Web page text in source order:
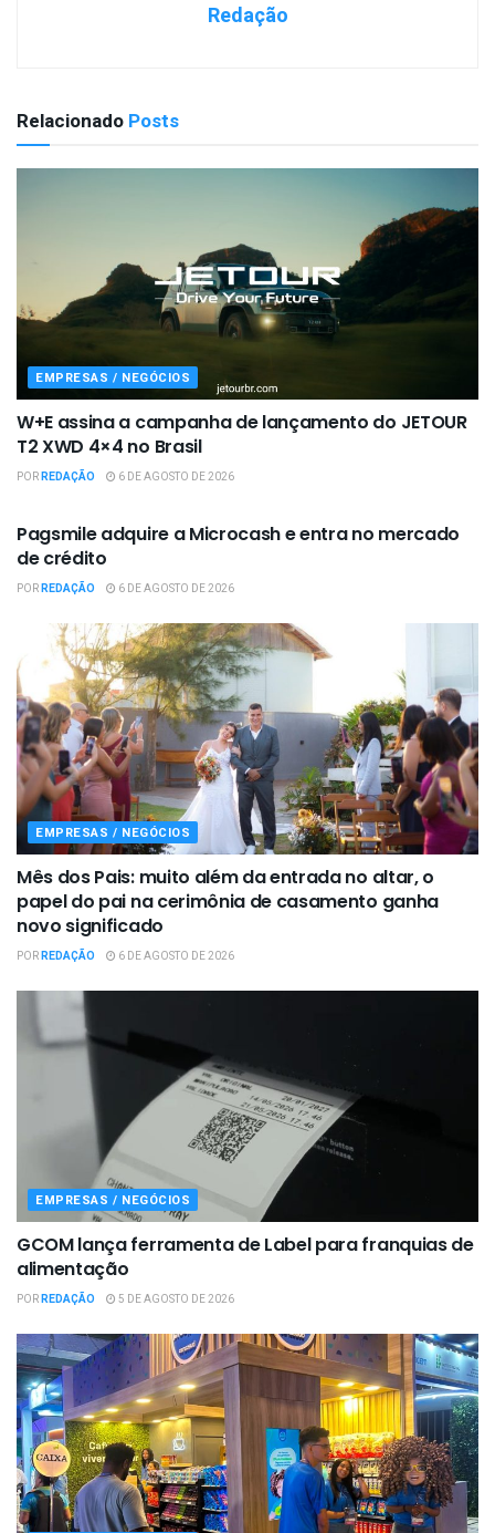
Redação
Relacionado Posts
EMPRESAS / NEGÓCIOS
W+E assina a campanha de lançamento do JETOUR
T2 XWD 4×4 no Brasil
PORREDAÇÃO 6 DE AGOSTO DE 2026
Pagsmile adquire a Microcash e entra no mercado
de crédito
PORREDAÇÃO 6 DE AGOSTO DE 2026
EMPRESAS / NEGÓCIOS
Mês dos Pais: muito além da entrada no altar, o
papel do pai na cerimônia de casamento ganha
novo significado
PORREDAÇÃO 6 DE AGOSTO DE 2026
EMPRESAS / NEGÓCIOS
GCOM lança ferramenta de Label para franquias de
alimentação
PORREDAÇÃO 5 DE AGOSTO DE 2026